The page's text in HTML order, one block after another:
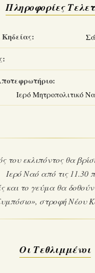
Πληροφορίες
Ιερό Μητροπολιτικό
του εκλιπόντος θα
Ιερό Ναό από τις 11.30
και το γεύμα θα
στροφή Νέου
Οι Τεθλιμμένοι